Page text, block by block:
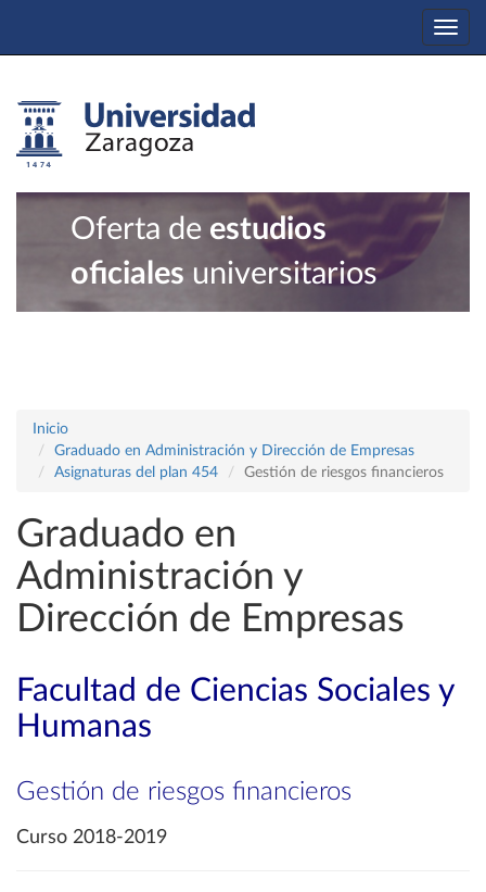
Oferta de estudios
oficiales universitarios
Inicio
Graduado en Administración y Dirección de Empresas
Asignaturas del plan 454
Gestión de riesgos financieros
Graduado en
Administración y
Dirección de Empresas
Facultad de Ciencias Sociales y
Humanas
Gestión de riesgos financieros
Curso 2018-2019